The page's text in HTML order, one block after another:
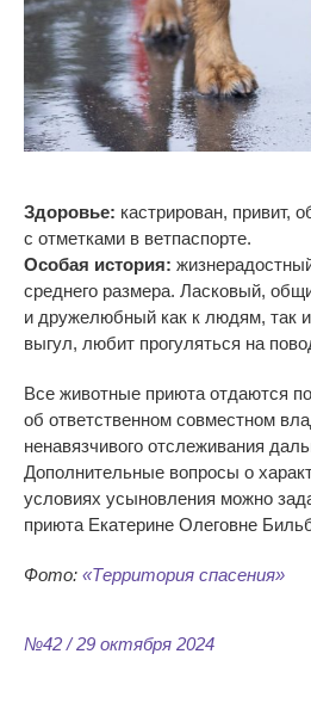
Здоровье: кастрирован, привит,
с отметками в ветпаспорте.
Особая история:
среднего размера. Ласковый,
и дружелюбный как к людям, так и
выгул, любит прогуляться на
Все животные приюта отдаются по
об ответственном совместном
ненавязчивого отслеживания
Дополнительные вопросы о
условиях усыновления можно
приюта Екатерине Олеговне
Фото: «Территория спасения»
№42 / 29 октября 2024